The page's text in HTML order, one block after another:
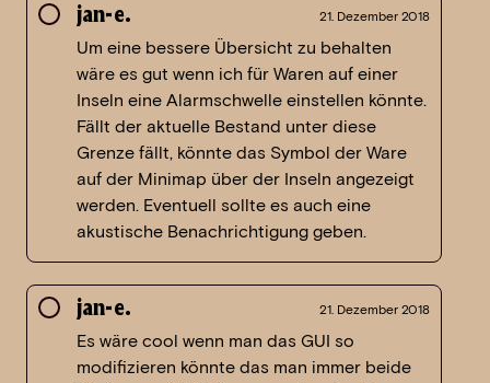
jan-e. 21. Dezember 2018
Um eine bessere Übersicht zu behalten
wäre es gut wenn ich für Waren auf einer
Inseln eine Alarmschwelle einstellen könnte.
Fällt der aktuelle Bestand unter diese
Grenze fällt, könnte das Symbol der Ware
auf der Minimap über der Inseln angezeigt
werden. Eventuell sollte es auch eine
akustische Benachrichtigung geben.
jan-e. 21. Dezember 2018
Es wäre cool wenn man das GUI so
modifizieren könnte das man immer beide